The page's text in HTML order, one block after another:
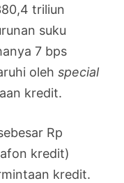
triliun
suku
7 bps
oleh special
kredit.
Rp
kredit)
kredit.